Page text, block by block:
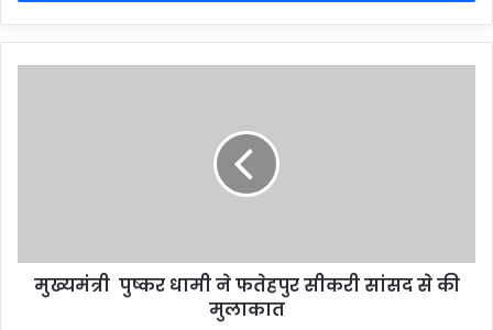
मुख्यमंत्री पुष्कर धामी ने फतेहपुर सीकरी सांसद से की
मुलाकात